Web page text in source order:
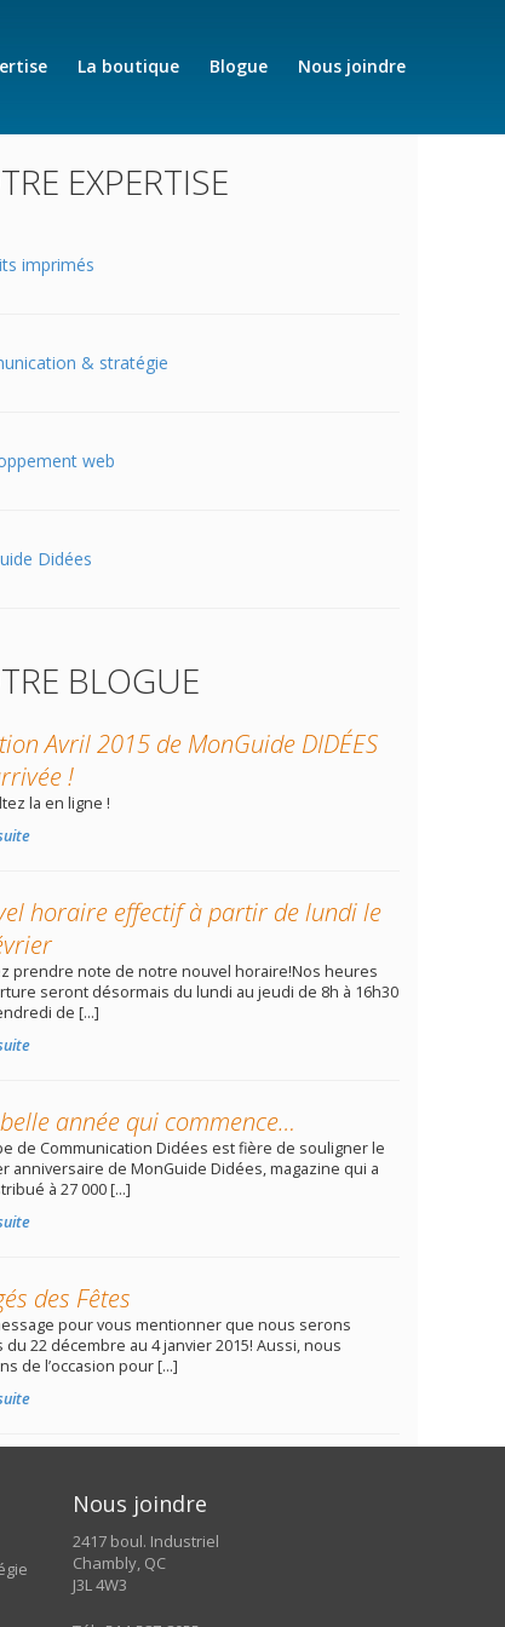
La boutique Blogue Nous joindre
EXPERTISE
imprimés
& stratégie
web
Didées
BLOGUE
Avril 2015 de MonGuide DIDÉES
!
la en ligne !
horaire effectif à partir de lundi le
prendre note de notre nouvel horaire!Nos heures
seront désormais du lundi au jeudi de 8h à 16h30
de […]
année qui commence…
de Communication Didées est fière de souligner le
anniversaire de MonGuide Didées, magazine qui a
à 27 000 […]
des Fêtes
pour vous mentionner que nous serons
du 22 décembre au 4 janvier 2015! Aussi, nous
de l’occasion pour […]
Nous joindre
2417 boul. Industriel
Chambly, QC
J3L 4W3